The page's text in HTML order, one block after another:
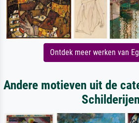
Ontdek meer werken van
Andere motieven uit de
Schilderijen